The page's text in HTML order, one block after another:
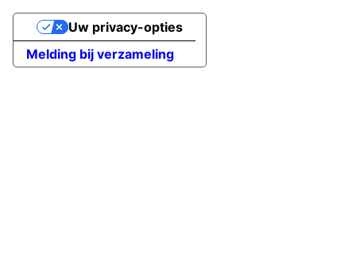
Melding bij verzameling
Uw privacy-opties